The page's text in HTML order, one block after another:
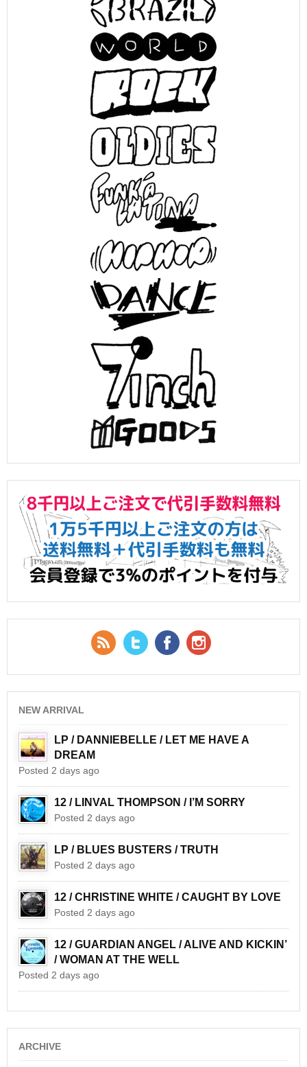
RSS Feed
Twitter Facebook
NEW ARRIVAL
LP / DANNIEBELLE / LET ME HAVE A
DREAM
Posted 2 days ago
12 / LINVAL THOMPSON / I’M SORRY
Posted 2 days ago
LP / BLUES BUSTERS / TRUTH
Posted 2 days ago
12 / CHRISTINE WHITE / CAUGHT BY LOVE
Posted 2 days ago
12 / GUARDIAN ANGEL / ALIVE AND KICKIN’
/ WOMAN AT THE WELL
Posted 2 days ago
ARCHIVE